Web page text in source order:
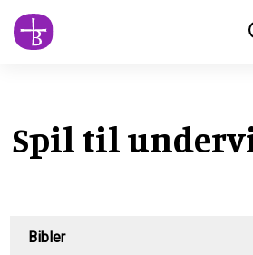
Skip
to
Spil til
Product
Bibler